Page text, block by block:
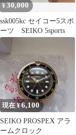
¥30,000
ssk005kc セイコー5スポ
ーツ SEIKO 5sports
現在 ¥6,100
SEIKO PROSPEX アラ
ームクロック